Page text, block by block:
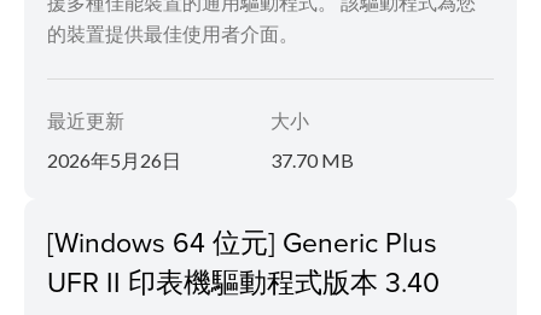
的裝置提供最佳使用者介面。
最近更新
2026年5月26日
大小
37.70 MB
[Windows 64 位元] Generic Plus
UFR II 印表機驅動程式版本 3.40